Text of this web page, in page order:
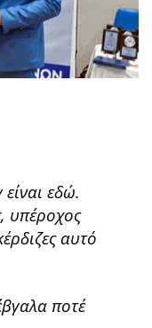
εδώ.
υπέροχος
αυτό
ποτέ